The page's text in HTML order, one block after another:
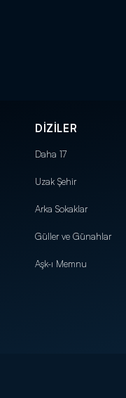
DİZİLER
Daha 17
Uzak Şehir
Arka Sokaklar
Güller ve Günahlar
Aşk-ı Memnu